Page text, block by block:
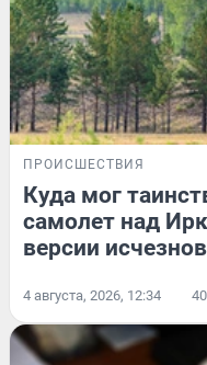
ПРОИСШЕСТВИЯ
Куда мог
самолет над
версии
4 августа, 2026, 12:34